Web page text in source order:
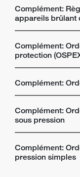
Complément:
appareils brûlant
Complément:
protection
Complément:
Complément:
sous pression
Complément:
pression simples